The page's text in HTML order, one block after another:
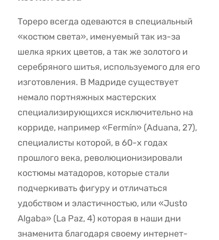
Тореро всегда одеваются в специальный
«костюм света», именуемый так из-за
шелка ярких цветов, а так же золотого и
серебряного шитья, используемого для его
изготовления. В Мадриде существует
немало портняжных мастерских
специализирующихся исключительно на
корриде, например «Fermín» (Aduana, 27),
специалисты которой, в 60-х годах
прошлого века, революционизировали
костюмы матадоров, которые стали
подчеркивать фигуру и отличаться
удобством и эластичностью, или «Justo
Algaba» (La Paz, 4) которая в наши дни
знаменита благодаря своему интернет-